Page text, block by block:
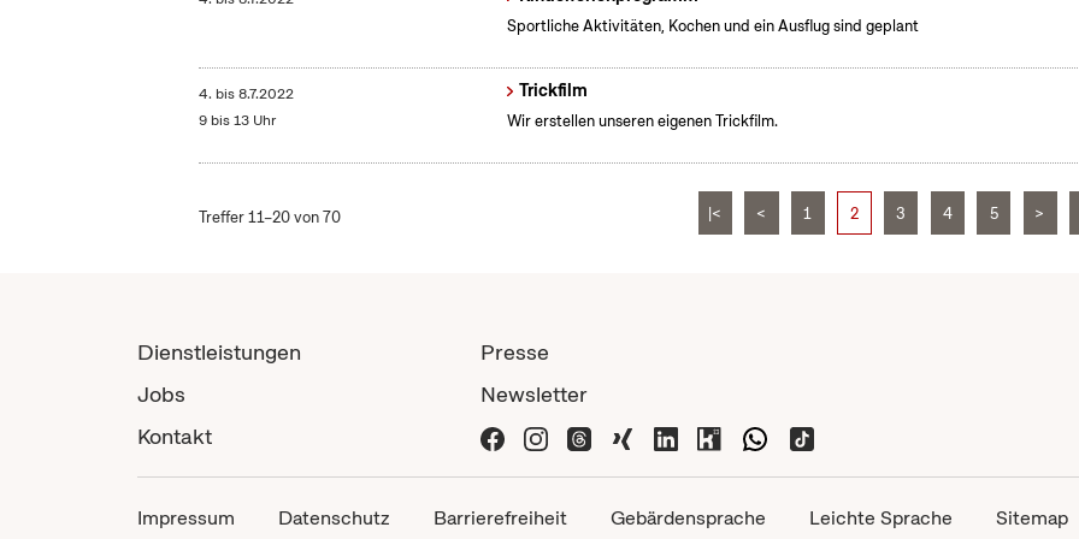
Sportliche Aktivitäten, Kochen und ein Ausflug sind geplant
4. bis8.7.2022
9 bis 13 Uhr
Trickfilm
Wir erstellen unseren eigenen Trickfilm.
Treffer 11–20 von 70 |< < 1 2 3 4 5 >
Dienstleistungen
Jobs
Kontakt
Presse
Newsletter
Impressum Datenschutz Barrierefreiheit Gebärdensprache Leichte Sprache Sitemap